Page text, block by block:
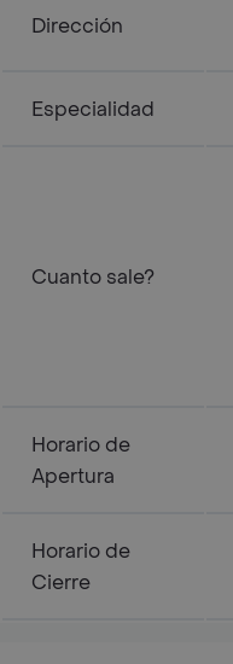
Dirección
Especialidad
Cuanto sale?
Horario de
Apertura
Horario de
Cierre